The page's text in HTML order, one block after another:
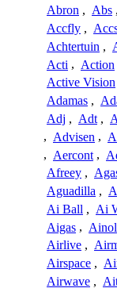
Abron , Abs ,
Accfly ,
Achtertuin ,
Acti , Action
Active Vision
Adamas ,
Adj , Adt ,
, Advisen ,
, Aercont ,
Afreey ,
Aguadilla ,
Ai Ball , Ai
Aigas , Ainol
Airlive ,
Airspace ,
Airwave ,